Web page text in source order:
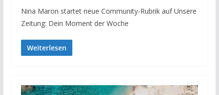
Nina Maron startet neue Community-Rubrik auf Unsere
Zeitung: Dein Moment der Woche
Weiterlesen